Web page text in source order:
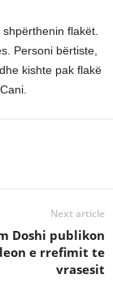
flakët.
Personi bërtiste,
kishte pak flakë
Next article
Doshi publikon
e rrefimit te
vrasesit